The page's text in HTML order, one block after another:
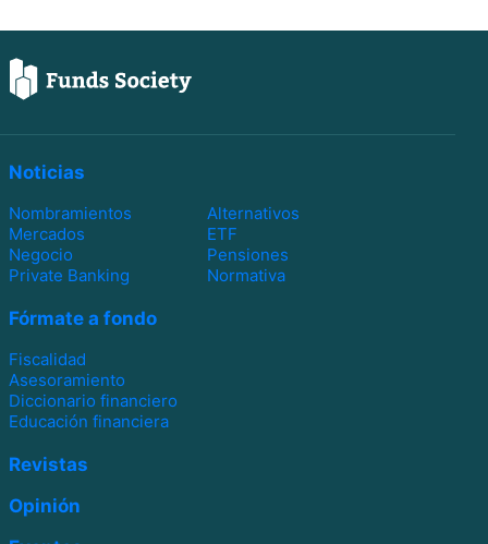
Noticias
Nombramientos
Alternativos
Mercados
ETF
Negocio
Pensiones
Private Banking
Normativa
Fórmate a fondo
Fiscalidad
Asesoramiento
Diccionario financiero
Educación financiera
Revistas
Opinión